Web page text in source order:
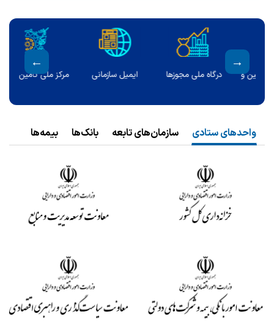
ایمیل سازمانی مرکز ملی تأمین مالی ارتباط با وزیر
واحدهای ستادی سازمان‌های تابعه بانک‌ها بیمه‌ها